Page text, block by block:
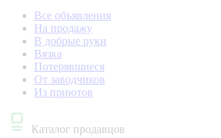
Все объявления
На продажу
В добрые руки
Вязка
Потерявшиеся
От заводчиков
Из приютов
Каталог продавцов